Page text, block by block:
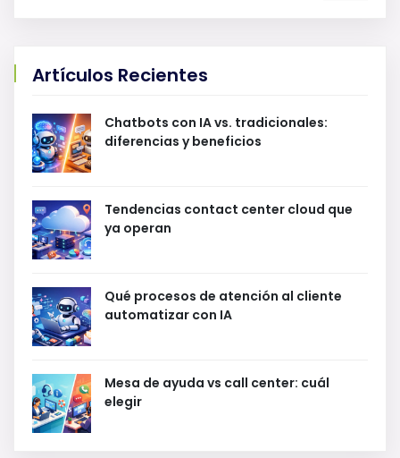
Artículos Recientes
Chatbots con IA vs. tradicionales:
diferencias y beneficios
Tendencias contact center cloud que
ya operan
Qué procesos de atención al cliente
automatizar con IA
Mesa de ayuda vs call center: cuál
elegir